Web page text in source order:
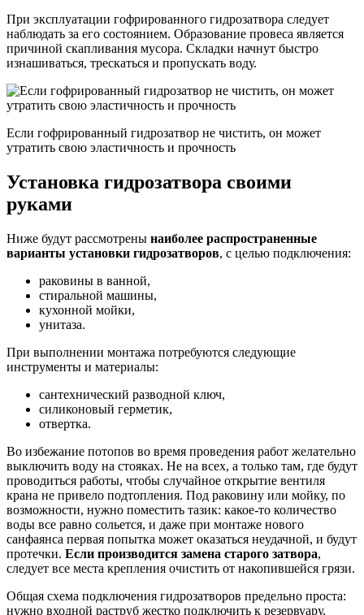
При эксплуатации гофрированного гидрозатвора следует
наблюдать за его состоянием. Образование провеса является
причиной скапливания мусора. Складки начнут быстро
изнашиваться, трескаться и пропускать воду.
Если гофрированный гидрозатвор не чистить, он может
утратить свою эластичность и прочность
Установка гидрозатвора своими
руками
Ниже будут рассмотрены наиболее распространенные
варианты установки гидрозатворов, с целью подключения:
раковины в ванной,
стиральной машины,
кухонной мойки,
унитаза.
При выполнении монтажа потребуются следующие
инструменты и материалы:
сантехнический разводной ключ,
силиконовый герметик,
отвертка.
Во избежание потопов во время проведения работ желательно
выключить воду на стояках. Не на всех, а только там, где будут
проводиться работы, чтобы случайное открытие вентиля
крана не привело подтопления. Под раковину или мойку, по
возможности, нужно поместить тазик: какое-то количество
воды все равно сольется, и даже при монтаже нового
санфаянса первая попытка может оказаться неудачной, и будут
протечки. Если производится замена старого затвора,
следует все места крепления очистить от накопившейся грязи.
Общая схема подключения гидрозатворов предельно проста:
нужно входной раструб жестко подключить к резервуару,